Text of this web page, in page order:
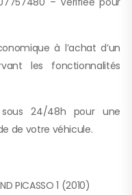
à l’achat d’un
les fonctionnalités
24/48h pour une
de votre véhicule.
PICASSO 1 (2010)